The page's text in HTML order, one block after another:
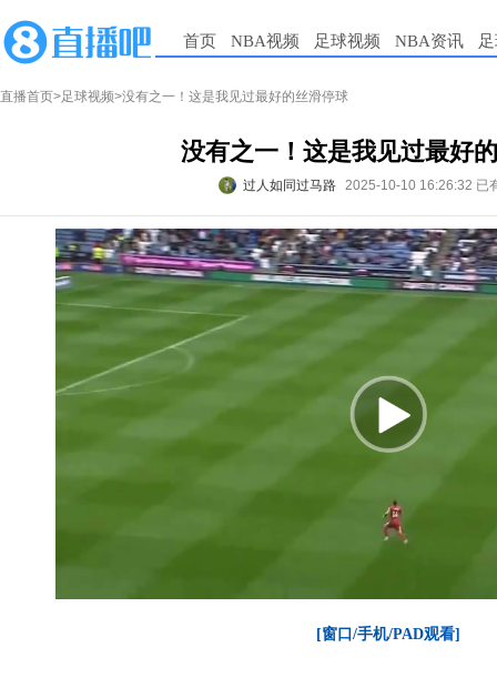
首页 NBA视频 足球视频 NBA资讯
直播首页>足球视频>没有之一！这是我见过最好的丝滑停球
没有之一！这是我见过最好
过人如同过马路 2025-10-10 16:26:32 已
[窗口/手机/PAD观看]